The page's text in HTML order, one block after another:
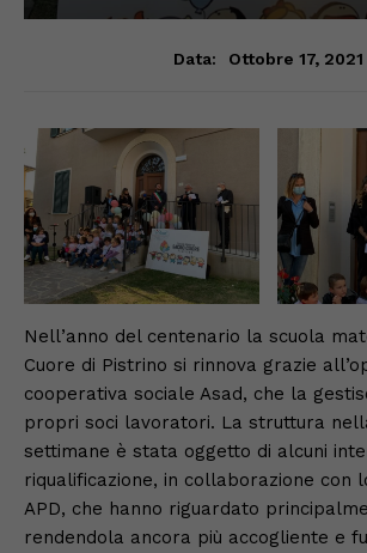
Data: Ottobre 17, 2021
Nell’anno del centenario la scuola
Cuore di Pistrino si rinnova grazie
cooperativa sociale Asad, che la
propri soci lavoratori. La struttura
settimane è stata oggetto di alcuni
riqualificazione, in collaborazione con
APD, che hanno riguardato
rendendola ancora più accogliente e